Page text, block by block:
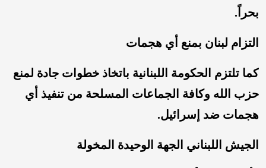
بحراً.
التزام لبنان بمنع أي هجمات
كما تلتزم الحكومة اللبنانية باتخاذ خطوات جادة لمنع
حزب الله وكافة الجماعات المسلحة من تنفيذ أي
هجمات ضد إسرائيل.
الجيش اللبناني الجهة الوحيدة المخولة